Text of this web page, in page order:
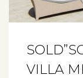
VILLA